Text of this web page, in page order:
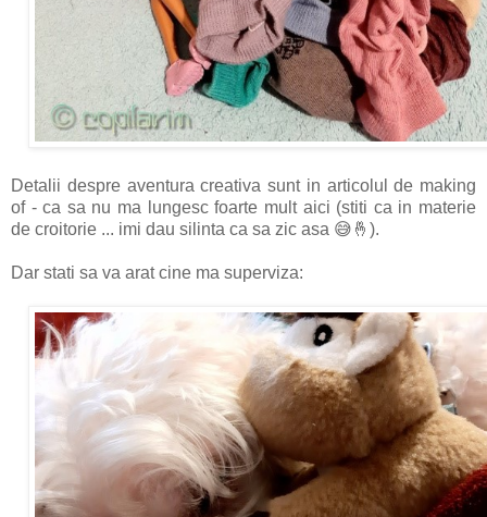
Detalii despre aventura creativa sunt in articolul de making
of - ca sa nu ma lungesc foarte mult aici (stiti ca in materie
de croitorie ... imi dau silinta ca sa zic asa 😅🤞).
Dar stati sa va arat cine ma superviza: